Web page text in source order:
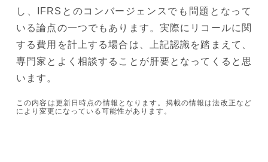
し、IFRSとのコンバージェンスでも問題となって
いる論点の一つでもあります。実際にリコールに関
する費用を計上する場合は、上記認識を踏まえて、
専門家とよく相談することが肝要となってくると思
います。
この内容は更新日時点の情報となります。掲載の情報は法改正など
により変更になっている可能性があります。